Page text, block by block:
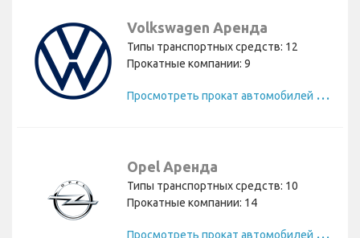
Volkswagen Аренда
Типы транспортных средств: 12
Прокатные компании: 9
П
росмотреть прокат автомобилей Volkswagen
Opel Аренда
Типы транспортных средств: 10
Прокатные компании: 14
П
росмотреть прокат автомобилей Opel